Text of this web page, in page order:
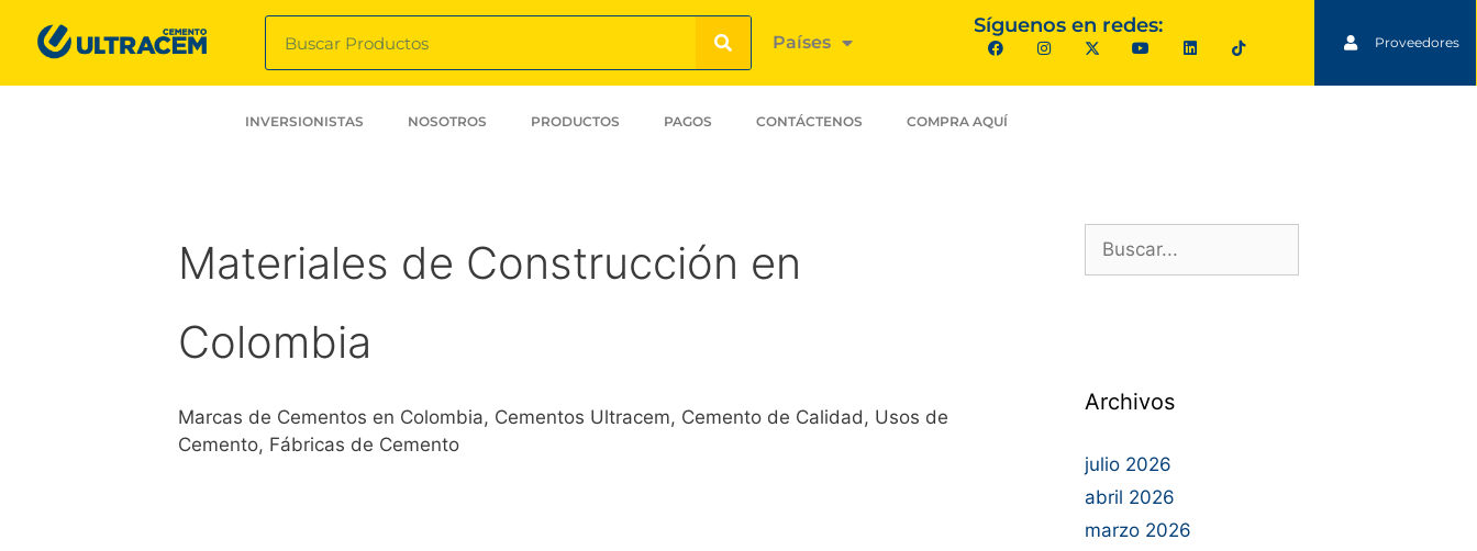
Países
Síguenos en redes:
Proveedores
INVERSIONISTAS NOSOTROS PRODUCTOS PAGOS CONTÁCTENOS COMPRA AQUÍ
Materiales de Construcción en
Colombia
Marcas de Cementos en Colombia, Cementos Ultracem, Cemento de Calidad, Usos de
Cemento, Fábricas de Cemento
Archivos
julio 2026
abril 2026
marzo 2026